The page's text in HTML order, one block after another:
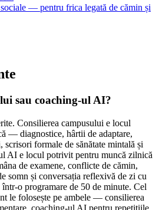
— pentru frica legată de cămin și
sau coaching-ul AI?
Consilierea campusului e locul
— diagnostice, hârtii de adaptare,
formale de sănătate mintală și
AI e locul potrivit pentru muncă zilnică
de examene, conflicte de cămin,
somn și conversația reflexivă de zi cu
o programare de 50 de minute. Cel
le folosește pe ambele — consilierea
coaching-ul AI pentru repetițiile